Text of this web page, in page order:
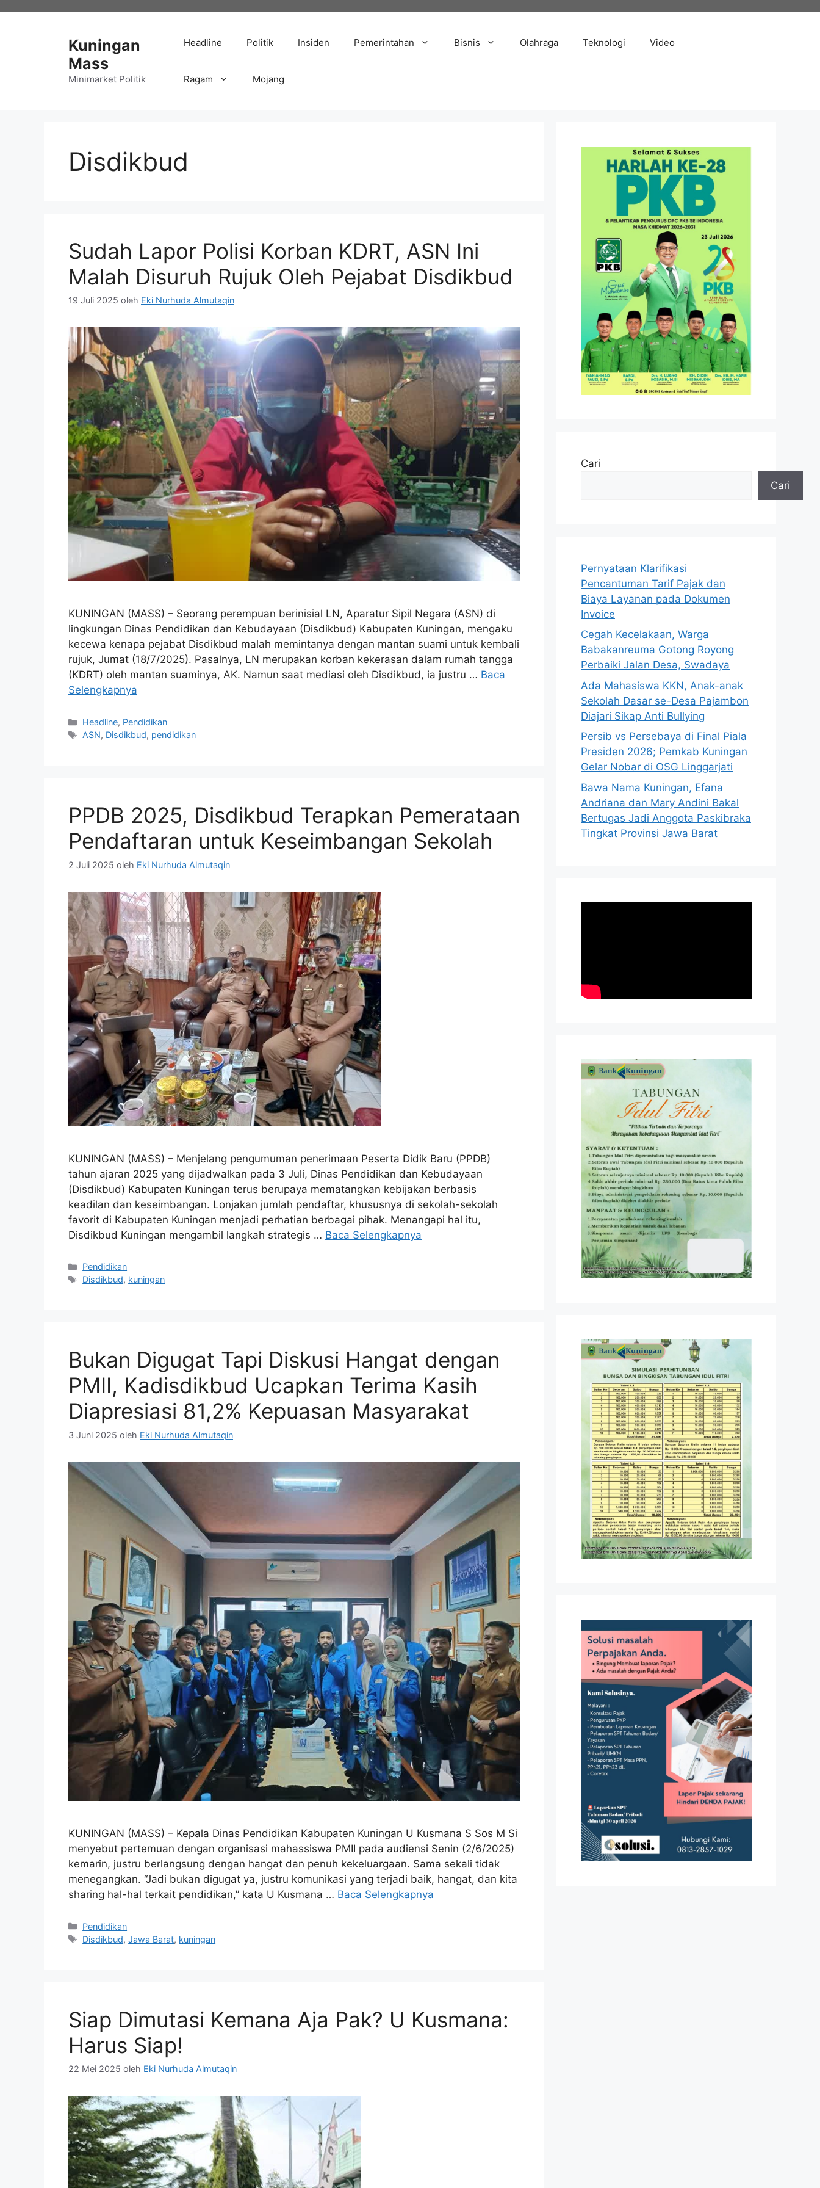
Kuningan
Mass
Minimarket Politik
Headline Politik Insiden Pemerintahan Bisnis Olahraga Teknologi Video
Ragam Mojang
Disdikbud
Sudah Lapor Polisi Korban KDRT, ASN Ini
Malah Disuruh Rujuk Oleh Pejabat Disdikbud
19 Juli 2025 oleh Eki Nurhuda Almutaqin
KUNINGAN (MASS) – Seorang perempuan berinisial LN, Aparatur Sipil Negara (ASN) di
lingkungan Dinas Pendidikan dan Kebudayaan (Disdikbud) Kabupaten Kuningan, mengaku
kecewa kenapa pejabat Disdikbud malah memintanya dengan mantan suami untuk kembali
rujuk, Jumat (18/7/2025). Pasalnya, LN merupakan korban kekerasan dalam rumah tangga
(KDRT) oleh mantan suaminya, AK. Namun saat mediasi oleh Disdikbud, ia justru … Baca
Selengkapnya
Kategori
Headline, Pendidikan
Tag
ASN, Disdikbud, pendidikan
PPDB 2025, Disdikbud Terapkan Pemerataan
Pendaftaran untuk Keseimbangan Sekolah
2 Juli 2025 oleh Eki Nurhuda Almutaqin
KUNINGAN (MASS) – Menjelang pengumuman penerimaan Peserta Didik Baru (PPDB)
tahun ajaran 2025 yang dijadwalkan pada 3 Juli, Dinas Pendidikan dan Kebudayaan
(Disdikbud) Kabupaten Kuningan terus berupaya mematangkan kebijakan berbasis
keadilan dan keseimbangan. Lonjakan jumlah pendaftar, khususnya di sekolah-sekolah
favorit di Kabupaten Kuningan menjadi perhatian berbagai pihak. Menangapi hal itu,
Disdikbud Kuningan mengambil langkah strategis … Baca Selengkapnya
Kategori
Pendidikan
Tag
Disdikbud, kuningan
Bukan Digugat Tapi Diskusi Hangat dengan
PMII, Kadisdikbud Ucapkan Terima Kasih
Diapresiasi 81,2% Kepuasan Masyarakat
3 Juni 2025 oleh Eki Nurhuda Almutaqin
KUNINGAN (MASS) – Kepala Dinas Pendidikan Kabupaten Kuningan U Kusmana S Sos M Si
menyebut pertemuan dengan organisasi mahassiswa PMII pada audiensi Senin (2/6/2025)
kemarin, justru berlangsung dengan hangat dan penuh kekeluargaan. Sama sekali tidak
menegangkan. “Jadi bukan digugat ya, justru komunikasi yang terjadi baik, hangat, dan kita
sharing hal-hal terkait pendidikan,” kata U Kusmana … Baca Selengkapnya
Kategori
Pendidikan
Tag
Disdikbud,Jawa Barat, kuningan
Siap Dimutasi Kemana Aja Pak? U Kusmana:
Harus Siap!
22 Mei 2025 oleh Eki Nurhuda Almutaqin
Cari
Cari
Pernyataan Klarifikasi
Pencantuman Tarif Pajak dan
Biaya Layanan pada Dokumen
Invoice
Cegah Kecelakaan, Warga
Babakanreuma Gotong Royong
Perbaiki Jalan Desa, Swadaya
Ada Mahasiswa KKN, Anak-anak
Sekolah Dasar se-Desa Pajambon
Diajari Sikap Anti Bullying
Persib vs Persebaya di Final Piala
Presiden 2026; Pemkab Kuningan
Gelar Nobar di OSG Linggarjati
Bawa Nama Kuningan, Efana
Andriana dan Mary Andini Bakal
Bertugas Jadi Anggota Paskibraka
Tingkat Provinsi Jawa Barat